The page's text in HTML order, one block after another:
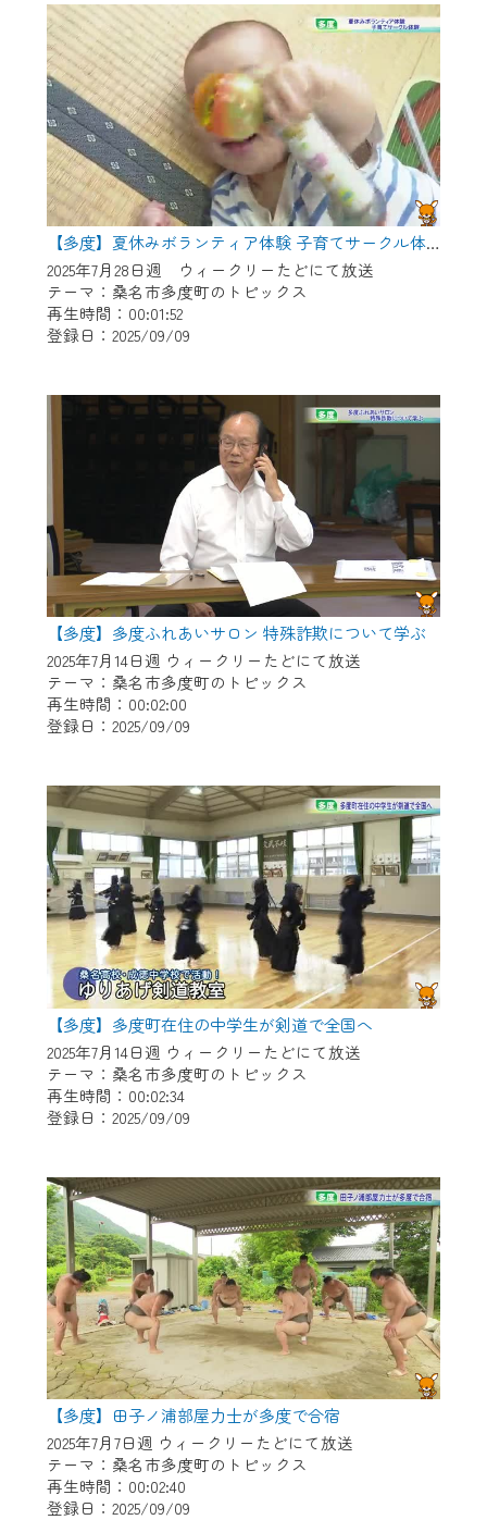
【多度】夏休みボランティア体験 子育てサークル体験
2025年7月28日週 ウィークリーたどにて放送
テーマ：桑名市多度町のトピックス
再生時間：00:01:52
登録日：2025/09/09
【多度】多度ふれあいサロン 特殊詐欺について学ぶ
2025年7月14日週 ウィークリーたどにて放送
テーマ：桑名市多度町のトピックス
再生時間：00:02:00
登録日：2025/09/09
【多度】多度町在住の中学生が剣道で全国へ
2025年7月14日週 ウィークリーたどにて放送
テーマ：桑名市多度町のトピックス
再生時間：00:02:34
登録日：2025/09/09
【多度】田子ノ浦部屋力士が多度で合宿
2025年7月7日週 ウィークリーたどにて放送
テーマ：桑名市多度町のトピックス
再生時間：00:02:40
登録日：2025/09/09
で設定できます。
（GmailやYahooなどのフリーメールアドレ
スでも作成可能です）
※マイページへのログイン・MyIDの新規登
録はこちらから
※CCNetアプリをご利用中の方は引き続き
ご視聴いただけます。
＜メンテナンス情報＞
CCNetWebTVのリニューアルにともないメ
ンテナンス作業を予定しています。
作業の間は、CCNetWebTVの画面が「メン
テナンス中」になり、ご利用いただけませ
ご不便をおかけいたしますが、ご了承の程
よろしくお願いいたします。